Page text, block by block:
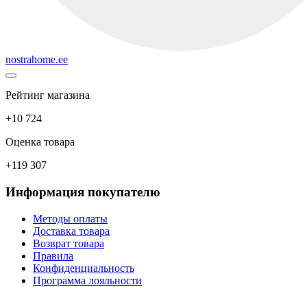
nostrahome.ee
Рейтинг магазина
+10 724
Оценка товара
+119 307
Информация покупателю
Методы оплаты
Доставка товара
Возврат товара
Правила
Конфиденциальность
Программа лояльности